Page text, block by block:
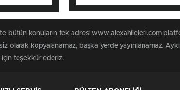
bütün konuların tek adresi www.alexahileleri.com
olarak kopyalanamaz, başka yerde yayınlanamaz.
için teşekkür ederiz.